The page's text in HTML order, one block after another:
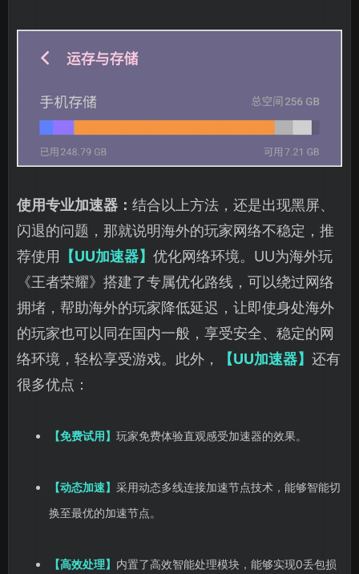
使用专业加速器： 结合以上方法，还是出现黑屏、
闪退的问题，那就说明海外的玩家网络不稳定，推
荐使用 【UU加速器】 优化网络环境。UU为海外玩
《王者荣耀》搭建了专属优化路线，可以绕过网络
拥堵，帮助海外的玩家降低延迟，让即使身处海外
的玩家也可以同在国内一般，享受安全、稳定的网
络环境，轻松享受游戏。此外，
【UU加速器】 还有
很多优点：
【免费试用】 玩家免费体验直观感受加速器的效果。
【动态加速】 采用动态多线连接加速节点技术，能够智能切
换至最优的加速节点。
【高效处理】 内置了高效智能处理模块，能够实现0丢包损